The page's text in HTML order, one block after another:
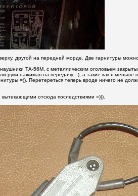
другой на передней морде. Две гарнитуры
ТА-56М, с металлическим оголовьем
руки нажимая на передачу =), а такие как я меньше
=)). Перетереться теперь вроде ничего не
отсюда последствиями =))).